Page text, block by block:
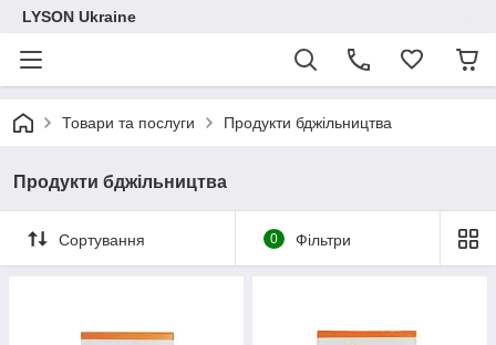
LYSON Ukraine
Товари та послуги Продукти бджільництва
Продукти бджільництва
Сортування 0 Фільтри